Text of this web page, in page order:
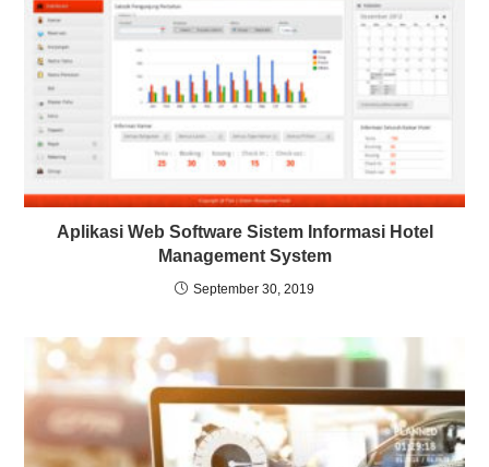
Aplikasi Web Software Sistem Informasi Hotel
Management System
September 30, 2019